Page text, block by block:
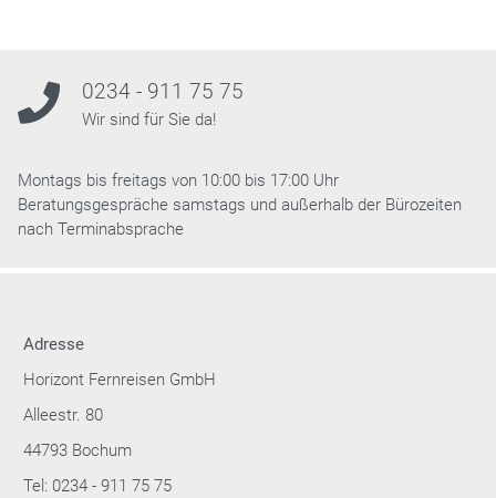
0234 - 911 75 75
Wir sind für Sie da!
Montags bis freitags von 10:00 bis 17:00 Uhr
Beratungsgespräche samstags und außerhalb der Bürozeiten
nach Terminabsprache
Adresse
Horizont Fernreisen GmbH
Alleestr. 80
44793 Bochum
Tel: 0234 - 911 75 75